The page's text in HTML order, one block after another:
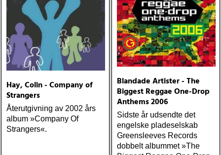
Hay, Colin - Company of
Strangers
Återutgivning av 2002 års
album »Company Of
Strangers«.
Blandade Artister - The
Biggest Reggae One-Drop
Anthems 2006
Sidste år udsendte det
engelske pladeselskab
Greensleeves Records
dobbelt albummet »The